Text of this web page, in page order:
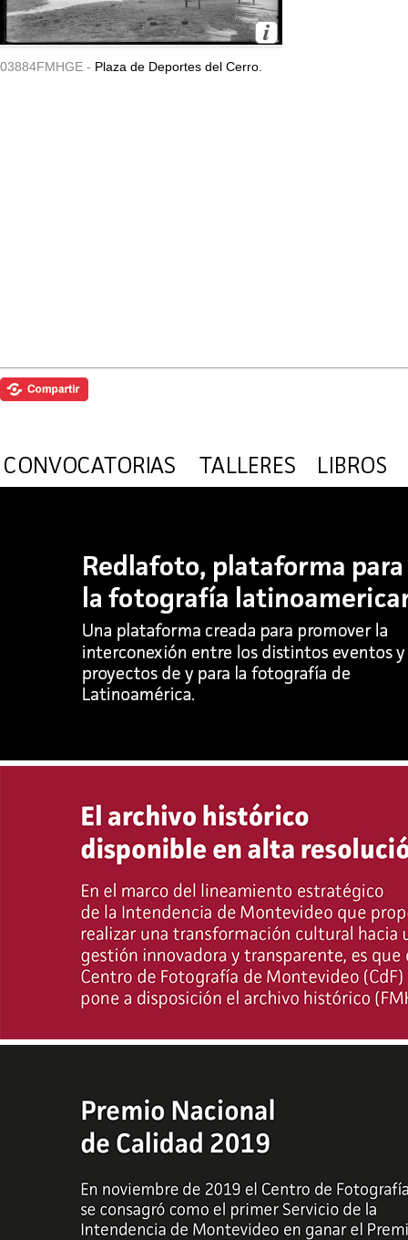
03884FMHGE - Plaza de Deportes del Cerro.